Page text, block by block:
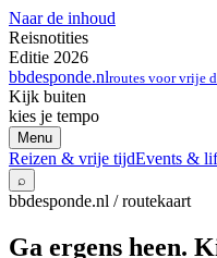
Naar de inhoud
Reisnotities
Editie 2026
bbdesponde.nlroutes voor vrije
Kijk buiten
kies je tempo
Menu
Reizen & vrije tijdEvents &
⌕
bbdesponde.nl / routekaart
Ga ergens heen.